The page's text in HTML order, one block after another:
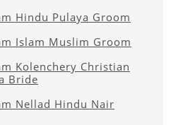
Hindu Pulaya Groom
Islam Muslim Groom
Kolenchery Christian
Bride
Nellad Hindu Nair